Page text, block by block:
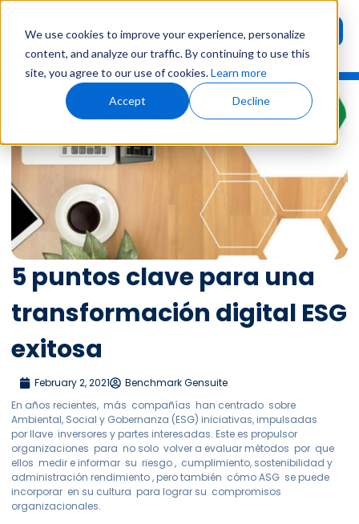
We use cookies to improve your experience, personalize
content, and analyze our traffic. By continuing to use this
site, you agree to our use of cookies.Learn more
Accept Decline
User
Login Demo
5 puntos clave para una
transformación digital ESG
exitosa
February 2, 2021
Benchmark Gensuite
En años recientes, más compañías han centrado sobre
Ambiental, Social y Gobernanza (ESG) iniciativas, impulsadas
por llave inversores y partes interesadas. Este es propulsor
organizaciones para no solo volver a evaluar métodos por que
ellos medir e informar su riesgo , cumplimiento, sostenibilidad y
administración rendimiento , pero también cómo ASG se puede
incorporar en su cultura para lograr su compromisos
organizacionales.